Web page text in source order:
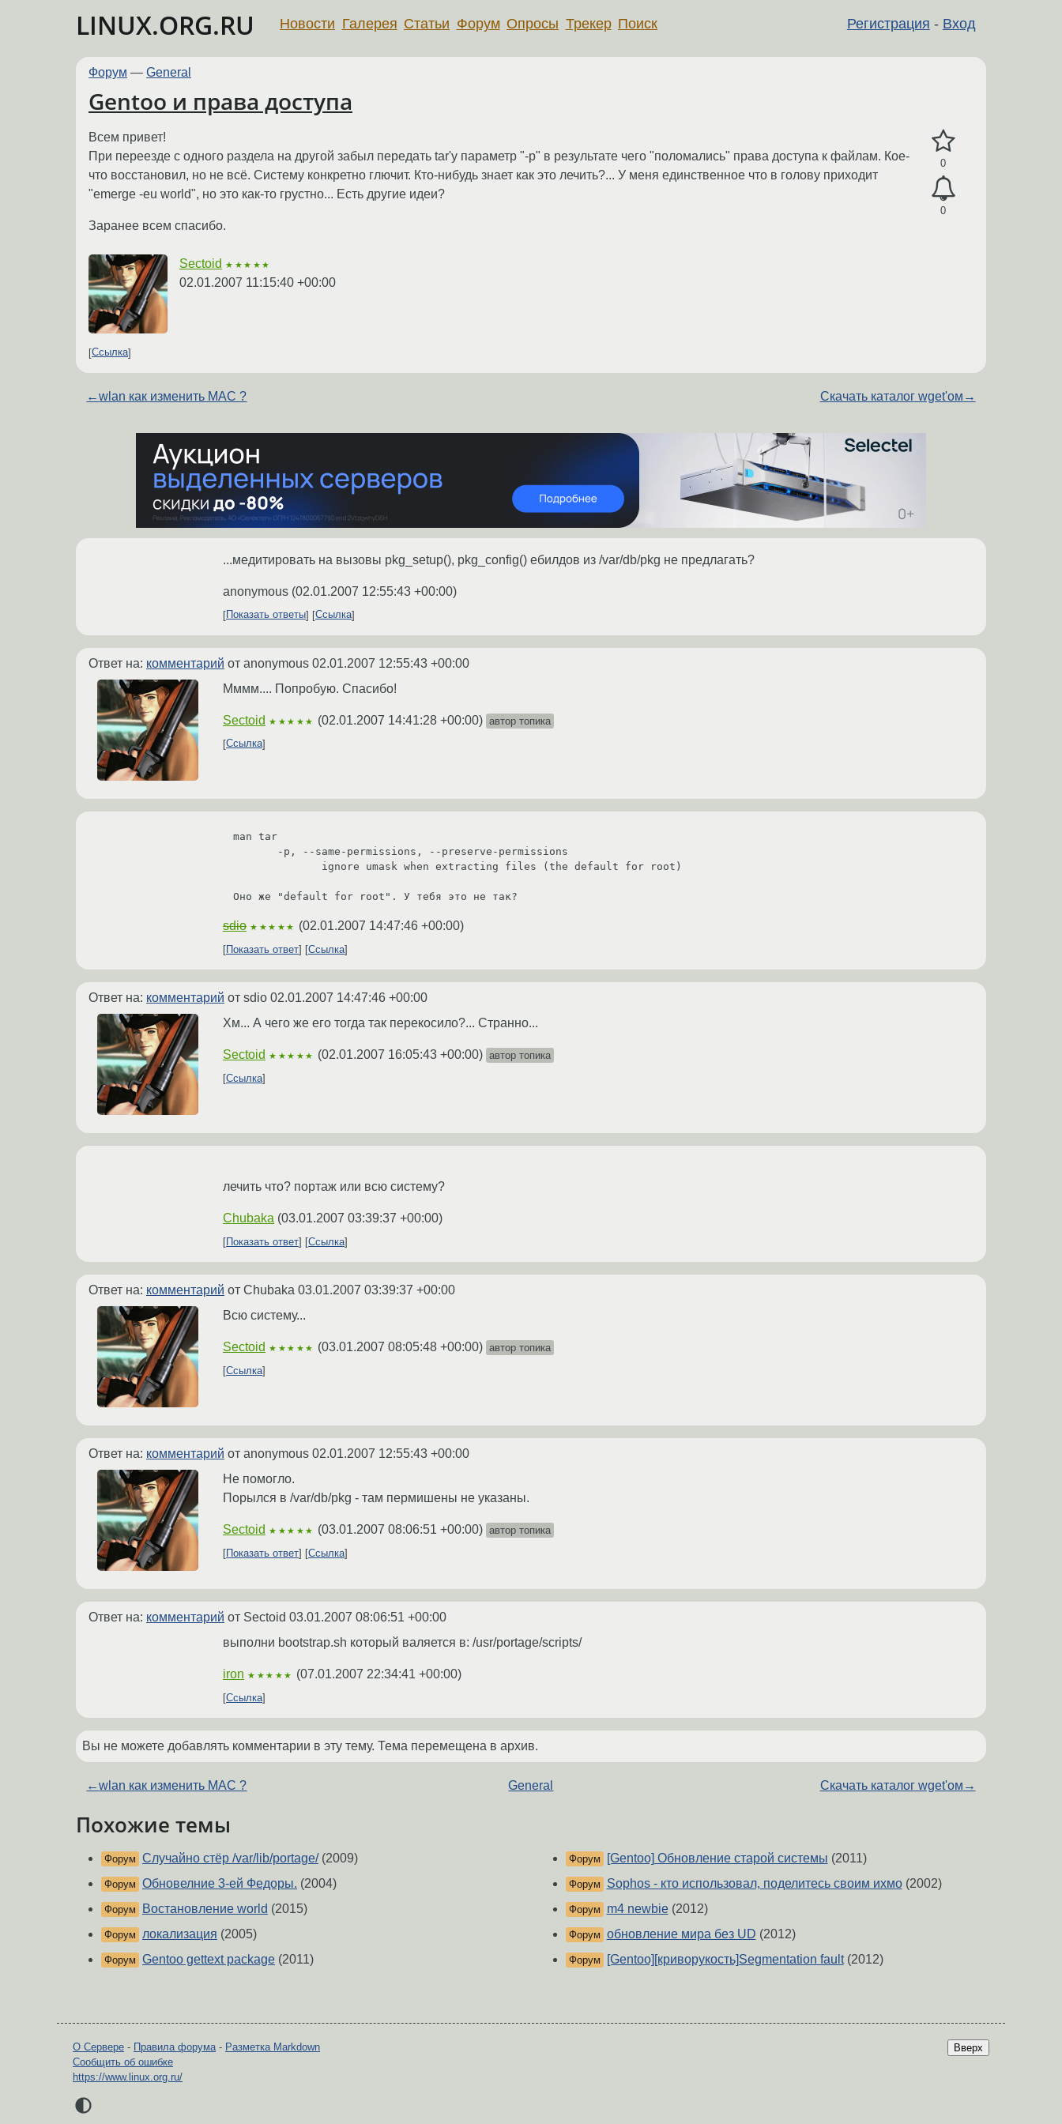
LINUX.ORG.RU Регистрация - Вход
Новости Галерея Статьи Форум Опросы Трекер Поиск
Форум — General
Gentoo и права доступа
0
0
Всем привет!
При переезде с одного раздела на другой забыл передать tar'у параметр "-p" в результате чего "поломались" права доступа к файлам. Кое-
что восстановил, но не всё. Систему конкретно глючит. Кто-нибудь знает как это лечить?... У меня единственное что в голову приходит
"emerge -eu world", но это как-то грустно... Есть другие идеи?
Заранее всем спасибо.
Sectoid ★★★★★
02.01.2007 11:15:40 +00:00
Ссылка
←wlan как изменить MAC ? Скачать каталог wget'ом →
...медитировать на вызовы pkg_setup(), pkg_config() ебилдов из /var/db/pkg не предлагать?
anonymous (02.01.2007 12:55:43 +00:00)
Показать ответы Ссылка
Ответ на: комментарий от anonymous 02.01.2007 12:55:43 +00:00
Мммм.... Попробую. Спасибо!
Sectoid ★★★★★ (02.01.2007 14:41:28 +00:00) автор топика
Ссылка
man tar
Оно же "default for root". У тебя это не так?
sdio ★★★★★ (02.01.2007 14:47:46 +00:00)
Показать ответ Ссылка
Ответ на: комментарий от sdio 02.01.2007 14:47:46 +00:00
Хм... А чего же его тогда так перекосило?... Странно...
Sectoid ★★★★★ (02.01.2007 16:05:43 +00:00) автор топика
Ссылка
лечить что? портаж или всю систему?
Chubaka (03.01.2007 03:39:37 +00:00)
Показать ответ Ссылка
Ответ на: комментарий от Chubaka 03.01.2007 03:39:37 +00:00
Всю систему...
Sectoid ★★★★★ (03.01.2007 08:05:48 +00:00) автор топика
Ссылка
Ответ на: комментарий от anonymous 02.01.2007 12:55:43 +00:00
Не помогло.
Порылся в /var/db/pkg - там пермишены не указаны.
Sectoid ★★★★★ (03.01.2007 08:06:51 +00:00) автор топика
Показать ответ
Ссылка
Ответ на: комментарий от Sectoid 03.01.2007 08:06:51 +00:00
выполни bootstrap.sh который валяется в: /usr/portage/scripts/
iron ★★★★★ (07.01.2007 22:34:41 +00:00)
Ссылка
Вы не можете добавлять комментарии в эту тему. Тема перемещена в архив.
←wlan как изменить MAC ? General Скачать каталог wget'ом →
Похожие темы
Форум Случайно стёр /var/lib/portage/(2009)
Форум Обновелние 3-ей Федоры. (2004)
Форум Востановление world (2015)
Форум локализация (2005)
Форум Gentoo gettext package (2011)
Форум [Gentoo] Обновление старой системы (2011)
Форум Sophos - кто использовал, поделитесь своим ихмо(2002)
Форум m4 newbie(2012)
Форум обновление мира без UD (2012)
Форум [Gentoo][криворукость]Segmentation fault(2012)
Вверх
О Сервере - Правила форума - Разметка Markdown
Сообщить об ошибке
https://www.linux.org.ru/